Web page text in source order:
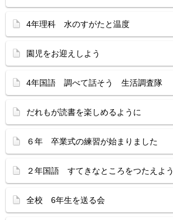
4年理科 水のすがたと温度
園児をお迎えしよう
4年国語 調べて話そう 生活調査隊
だれもが読書を楽しめるように
６年 卒業式の練習が始まりました
２年国語 すてきなところをつたえよう
全校 6年生を送る会